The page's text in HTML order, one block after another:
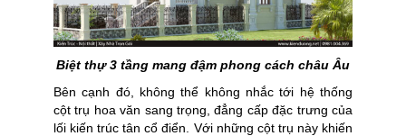
Biệt thự 3 tầng mang đậm phong cách châu Âu
Bên cạnh đó, không thể không nhắc tới hệ thống
cột trụ hoa văn sang trọng, đẳng cấp đặc trưng của
lối kiến trúc tân cổ điển. Với những cột trụ này khiến